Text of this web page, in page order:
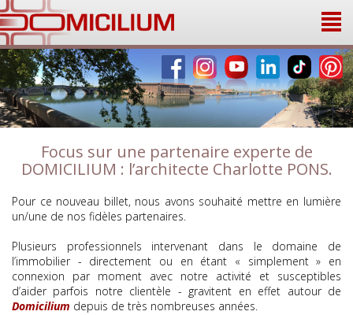
Focus sur une partenaire experte de
DOMICILIUM : l’architecte Charlotte PONS.
Pour ce nouveau billet, nous avons souhaité mettre en lumière
un/une de nos fidèles partenaires.
Plusieurs professionnels intervenant dans le domaine de
l’immobilier - directement ou en étant « simplement » en
connexion par moment avec notre activité et susceptibles
d’aider parfois notre clientèle - gravitent en effet autour de
Domicilium depuis de très nombreuses années.
Panneau de gestion des cookies